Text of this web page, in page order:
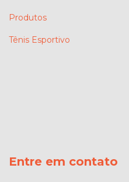
Produtos
Tênis Esportivo
Entre em contato